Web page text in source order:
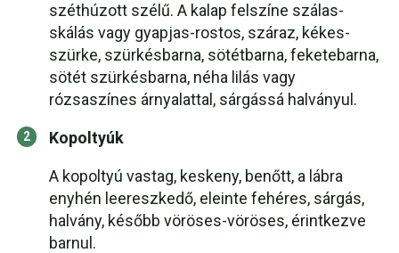
széthúzott szélű. A kalap felszíne szálas-
skálás vagy gyapjas-rostos, száraz, kékes-
szürke, szürkésbarna, sötétbarna, feketebarna,
sötét szürkésbarna, néha lilás vagy
rózsaszínes árnyalattal, sárgássá halványul.
Kopoltyúk
A kopoltyú vastag, keskeny, benőtt, a lábra
enyhén leereszkedő, eleinte fehéres, sárgás,
halvány, később vöröses-vöröses, érintkezve
barnul.